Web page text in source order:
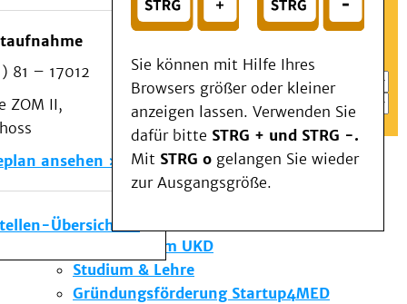
oder
Wählen Sie ein Thema für Ihren Schnelleinstieg
81 – 17012
ZOM II,
ansehen
Übersicht
Sie können mit Hilfe Ihres
Browsers größer oder kleiner
anzeigen lassen. Verwenden Sie
dafür bitte STRG + und STRG -.
Mit STRG o gelangen Sie wieder
zur Ausgangsgröße.
Patienten & Besucher
Kliniken/Institute/Zentren
Als Patient am UKD
Beratung und Unterstützung
Veranstaltungen
Kommunikation im Medizinwesen (KIM)
Notfall
Forschung & Lehre
Die Institute des UKD
Forschung am UKD
Studium & Lehre
Gründungsförderung Startup4MED